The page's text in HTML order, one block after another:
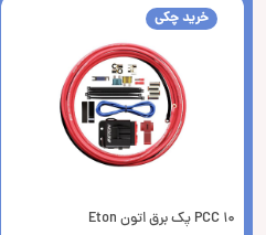
خرید چکی
PCC 10 پک برق اتون Eton